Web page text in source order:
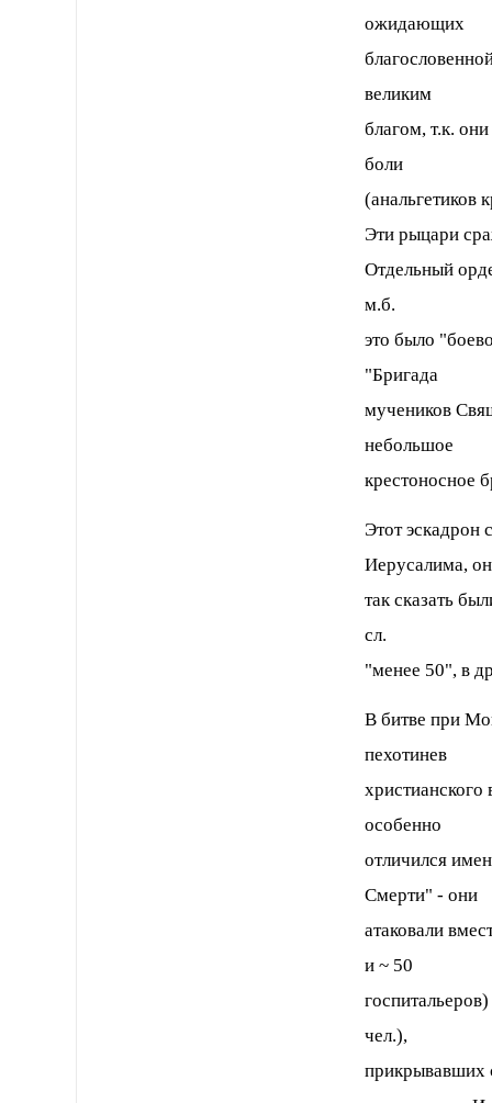
ожидающих
великим
благом, т.к.
боли
(анальгетиков
Эти рыцари
Отдельный
м.б.
это было
"Бригада
мучеников
небольшое
крестоносное
Этот эскадрон
Иерусалима,
так сказать
сл.
"менее 50", в
В битве при
пехотинев
особенно
отличился
Смерти" - они
атаковали
и ~ 50
чел.),
прикрывавших